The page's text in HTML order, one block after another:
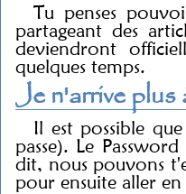
Tu penses
partageant des
deviendront
quelques temps.
Je n'arrive
Il est possible
passe). Le
dit, nous pouvons
pour ensuite aller